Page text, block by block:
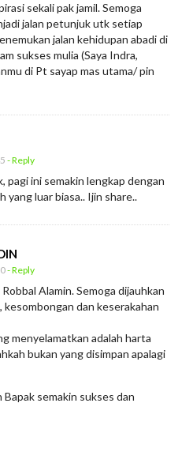
sekali pak jamil. Semoga
jalan petunjuk utk setiap
jalan kehidupan abadi di
sukses mulia (Saya Indra,
di Pt sayap mas utama/ pin
- Reply
pagi ini semakin lengkap dengan
yang luar biasa.. Ijin share..
- Reply
Alamin. Semoga dijauhkan
kesombongan dan keserakahan
menyelamatkan adalah harta
bukan yang disimpan apalagi
semakin sukses dan